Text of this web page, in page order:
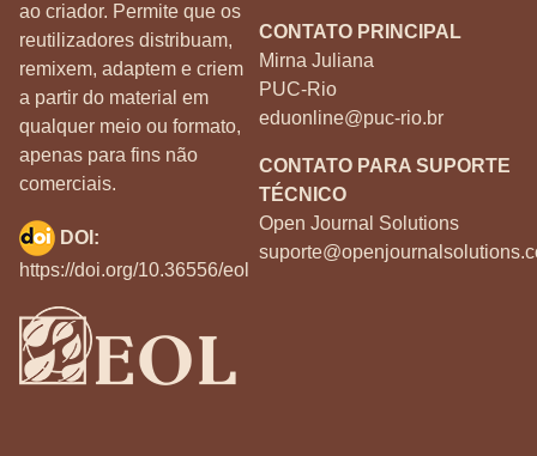
ao criador. Permite que os
reutilizadores distribuam,
remixem, adaptem e criem
a partir do material em
qualquer meio ou formato,
apenas para fins não
comerciais.
CONTATO PRINCIPAL
Mirna Juliana
PUC-Rio
eduonline@puc-rio.br
CONTATO PARA SUPORTE
TÉCNICO
Open Journal Solutions
DOI:
https://doi.org/10.36556/eol